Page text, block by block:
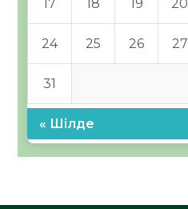
17 18 19 20
24 25 26 27
31
« Шілде